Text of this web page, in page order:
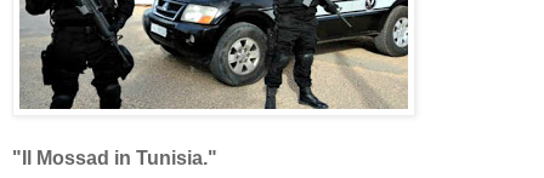
"Il Mossad in Tunisia."